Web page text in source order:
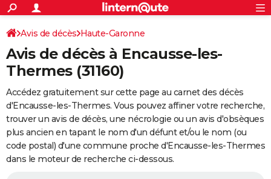
ACTUALITÉS
Politique
Société
Faits Divers
Education
Monde
Villes
+
SPORT
Coupe du monde 2026
Football
Tennis
Cyclisme
Rugby
Forum
CULTURE
FINANCE
Retraite
Impôts
Epargne
Immobilier
Risques naturels par ville
Banque
Assurance
Crédit
Essais
Réserver un essai
Citadines
Berlines
SUV
Forum auto
+
HIGH-TECH
Mobiles
Meilleur smartphone
Internet
Ordinateurs
Jeux vidéo
Guide high-tech
+
BRICOLAGE
Connexion
Avis de décès Haute-Garonne
Avis de décès à Encausse-les-
Thermes (31160)
Accédez gratuitement sur cette page au carnet des décès
d'Encausse-les-Thermes. Vous pouvez affiner votre recherche,
trouver un avis de décès, une nécrologie ou un avis d'obsèques
plus ancien en tapant le nom d'un défunt et/ou le nom (ou
code postal) d'une commune proche d'Encausse-les-Thermes
dans le moteur de recherche ci-dessous.